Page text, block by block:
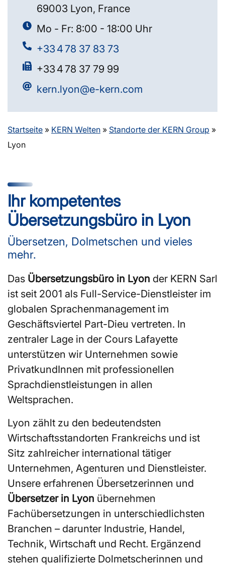
69003 Lyon, France
Mo - Fr: 8:00 - 18:00 Uhr
+33 4 78 37 83 73
+33 4 78 37 79 99
kern.lyon@e-kern.com
Startseite » KERN Welten » Standorte der KERN Group »
Lyon
Ihr kompetentes
Übersetzungsbüro in Lyon
Übersetzen, Dolmetschen und vieles
mehr.
Das Übersetzungsbüro in Lyon der KERN Sarl
ist seit 2001 als Full-Service-Dienstleister im
globalen Sprachenmanagement im
Geschäftsviertel Part-Dieu vertreten. In
zentraler Lage in der Cours Lafayette
unterstützen wir Unternehmen sowie
PrivatkundInnen mit professionellen
Sprachdienstleistungen in allen
Weltsprachen.
Lyon zählt zu den bedeutendsten
Wirtschaftsstandorten Frankreichs und ist
Sitz zahlreicher international tätiger
Unternehmen, Agenturen und Dienstleister.
Unsere erfahrenen Übersetzerinnen und
Übersetzer in Lyon übernehmen
Fachübersetzungen in unterschiedlichsten
Branchen – darunter Industrie, Handel,
Technik, Wirtschaft und Recht. Ergänzend
stehen qualifizierte Dolmetscherinnen und